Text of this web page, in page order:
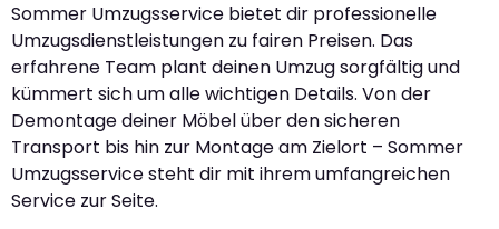
Sommer Umzugsservice bietet dir professionelle
Umzugsdienstleistungen zu fairen Preisen. Das
erfahrene Team plant deinen Umzug sorgfältig und
kümmert sich um alle wichtigen Details. Von der
Demontage deiner Möbel über den sicheren
Transport bis hin zur Montage am Zielort – Sommer
Umzugsservice steht dir mit ihrem umfangreichen
Service zur Seite.